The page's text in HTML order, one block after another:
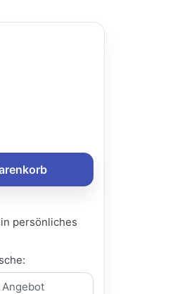
paid by customers for a product,
persönliches